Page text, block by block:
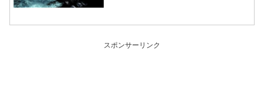
スポンサーリンク